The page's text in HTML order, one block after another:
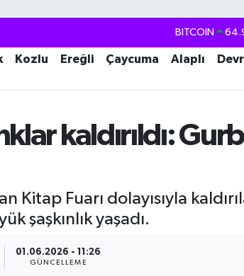
DOLAR
EURO
Kozlu Ereğli Çaycuma Alaplı
kaldırıldı:
Kitap Fuarı dolayısıyla
şaşkınlık yaşadı.
01.06.2026 - 11:26
GÜNCELLEME